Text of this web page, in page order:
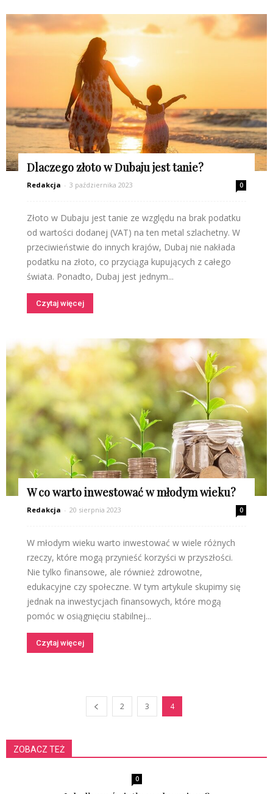
Dlaczego złoto w Dubaju jest tanie?
Redakcja - 3 października 2023 0
Złoto w Dubaju jest tanie ze względu na brak podatku
od wartości dodanej (VAT) na ten metal szlachetny. W
przeciwieństwie do innych krajów, Dubaj nie nakłada
podatku na złoto, co przyciąga kupujących z całego
świata. Ponadto, Dubaj jest jednym...
Czytaj więcej
W co warto inwestować w młodym wieku?
Redakcja - 20 sierpnia 2023 0
W młodym wieku warto inwestować w wiele różnych
rzeczy, które mogą przynieść korzyści w przyszłości.
Nie tylko finansowe, ale również zdrowotne,
edukacyjne czy społeczne. W tym artykule skupimy się
jednak na inwestycjach finansowych, które mogą
pomóc w osiągnięciu stabilnej...
Czytaj więcej
2 3 4
ZOBACZ TEŻ
0